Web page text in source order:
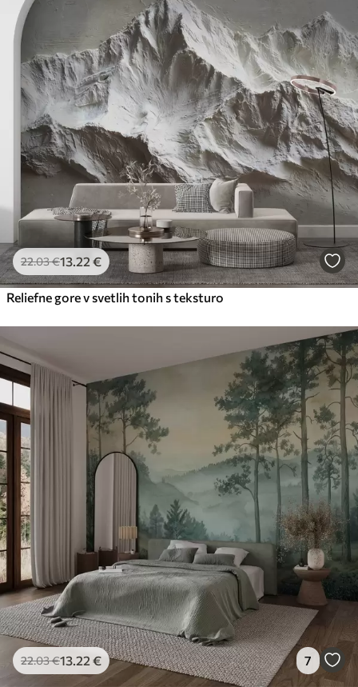
22.03€13 .22 €
Reliefne gore v svetlih tonih s teksturo
22.03€13 .22 € 7